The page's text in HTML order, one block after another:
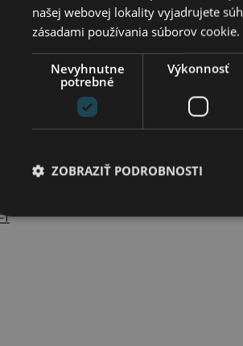
našej webovej lokality vyjadrujete
zásadami používania súborov cookie.
Nevyhnutne
potrebné
Výkonnosť
ZOBRAZIŤ PODROBNOSTI